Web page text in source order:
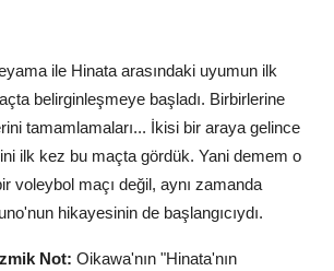
ile Hinata arasındaki uyumun ilk
belirginleşmeye başladı. Birbirlerine
tamamlamaları... İkisi bir araya gelince
ilk kez bu maçta gördük. Yani demem o
voleybol maçı değil, aynı zamanda
hikayesinin de başlangıcıydı.
Not: Oikawa'nın "Hinata'nın